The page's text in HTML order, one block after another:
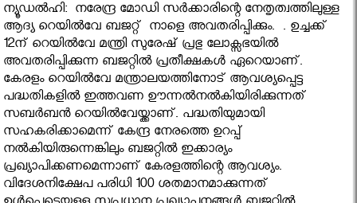
ന്യൂഡല്‍ഹി: നരേന്ദ്ര മോഡി സർക്കാരിന്റെ നേതൃത്വത്തിലുള്ള
ആദ്യ റെയില്‍വേ ബജറ്റ് നാളെ അവതരിപ്പിക്കും. . ഉച്ചക്ക്
12ന് റെയില്‍വേ മന്ത്രി സുരേഷ് പ്രഭു ലോക്സഭയില്‍
അവതരിപ്പിക്കുന്ന ബജറ്റില്‍ പ്രതീക്ഷകൾ ഏറെയാണ്.
കേരളം റെയില്‍വേ മന്ത്രാലയത്തിനോട് ആവശ്യപ്പെട്ട
പദ്ധതികളില്‍ ഇത്തവണ ഊന്നല്‍നല്‍കിയിരിക്കുന്നത്
സബര്‍ബന്‍ റെയില്‍വേയ്ക്കാണ്. പദ്ധതിയുമായി
സഹകരിക്കാമെന്ന് കേന്ദ്ര നേരത്തെ ഉറപ്പ്
നല്‍കിയിരുന്നെങ്കിലും ബജറ്റില്‍ ഇക്കാര്യം
പ്രഖ്യാപിക്കണമെന്നാണ് കേരളത്തിന്റെ ആവശ്യം.
വിദേശനിക്ഷേപ പരിധി 100 ശതമാനമാക്കുന്നത്